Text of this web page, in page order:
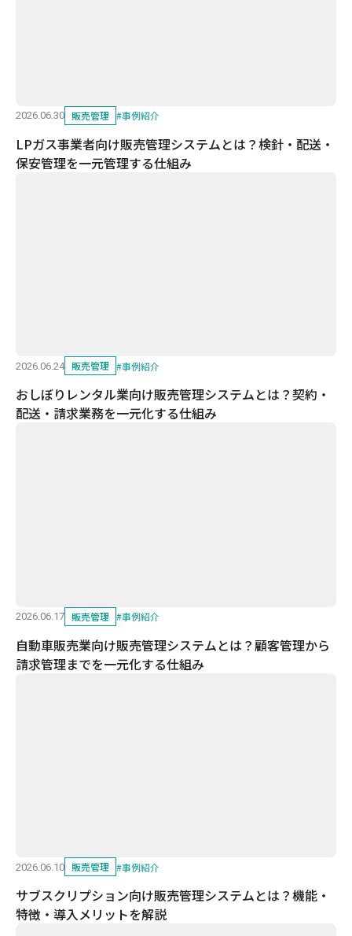
2026.06.30 販売管理 #事例紹介
LPガス事業者向け販売管理システムとは？検針・配送・
保安管理を一元管理する仕組み
2026.06.24 販売管理 #事例紹介
おしぼりレンタル業向け販売管理システムとは？契約・
配送・請求業務を一元化する仕組み
2026.06.17 販売管理 #事例紹介
自動車販売業向け販売管理システムとは？顧客管理から
請求管理までを一元化する仕組み
2026.06.10 販売管理 #事例紹介
サブスクリプション向け販売管理システムとは？機能・
特徴・導入メリットを解説